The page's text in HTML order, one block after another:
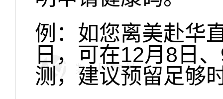
例：如您离美赴华
日，可在12月8日
测，建议预留足够